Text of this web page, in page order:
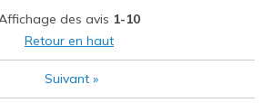
Affichage des avis 1-10
Retour en haut
Suivant »